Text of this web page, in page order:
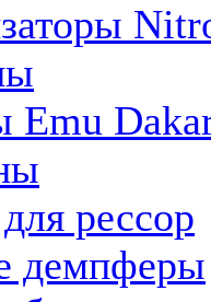
Emu
рессор
демпферы